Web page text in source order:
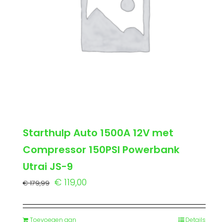
Starthulp Auto 1500A 12V met
Compressor 150PSI Powerbank
Utrai JS-9
€179,99 Oorspronkelijke
was:
€ 119,00
is:
Toevoegen aan
Details